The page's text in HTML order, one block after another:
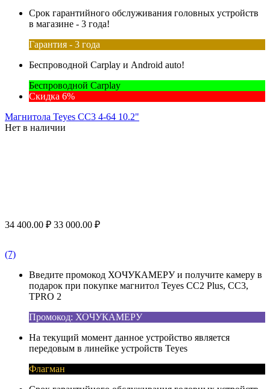
Срок гарантийного обслуживания головных устройств
в магазине - 3 года!
Гарантия - 3 года
Беспроводной Carplay и Android auto!
Беспроводной Carplay
Скидка 6%
Магнитола Teyes CC3 4-64 10.2"
Нет в наличии
34 400.00 ₽ 33 000.00 ₽
(7)
Введите промокод ХОЧУКАМЕРУ и получите камеру в
подарок при покупке магнитол Teyes CC2 Plus, CC3,
TPRO 2
Промокод: ХОЧУКАМЕРУ
На текущий момент данное устройство является
передовым в линейке устройств Teyes
Флагман